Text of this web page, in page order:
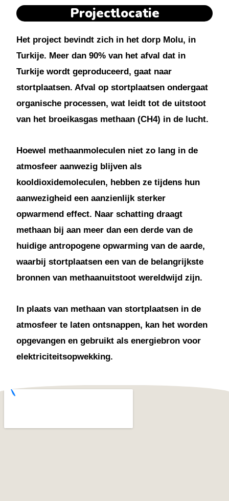
Projectlocatie
Het project bevindt zich in het dorp Molu, in
Turkije. Meer dan 90% van het afval dat in
Turkije wordt geproduceerd, gaat naar
stortplaatsen. Afval op stortplaatsen ondergaat
organische processen, wat leidt tot de uitstoot
van het broeikasgas methaan (CH4) in de lucht.
Hoewel methaanmoleculen niet zo lang in de
atmosfeer aanwezig blijven als
kooldioxidemoleculen, hebben ze tijdens hun
aanwezigheid een aanzienlijk sterker
opwarmend effect. Naar schatting draagt
methaan bij aan meer dan een derde van de
huidige antropogene opwarming van de aarde,
waarbij stortplaatsen een van de belangrijkste
bronnen van methaanuitstoot wereldwijd zijn.
In plaats van methaan van stortplaatsen in de
atmosfeer te laten ontsnappen, kan het worden
opgevangen en gebruikt als energiebron voor
elektriciteitsopwekking.